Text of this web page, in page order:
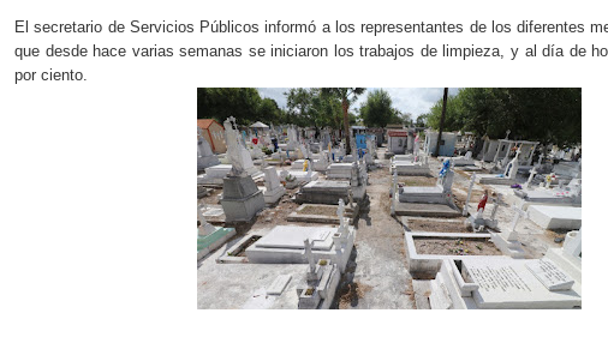
El secretario de Servicios Públicos informó a los representantes de los diferentes
que desde hace varias semanas se iniciaron los trabajos de limpieza, y al día de
por ciento.